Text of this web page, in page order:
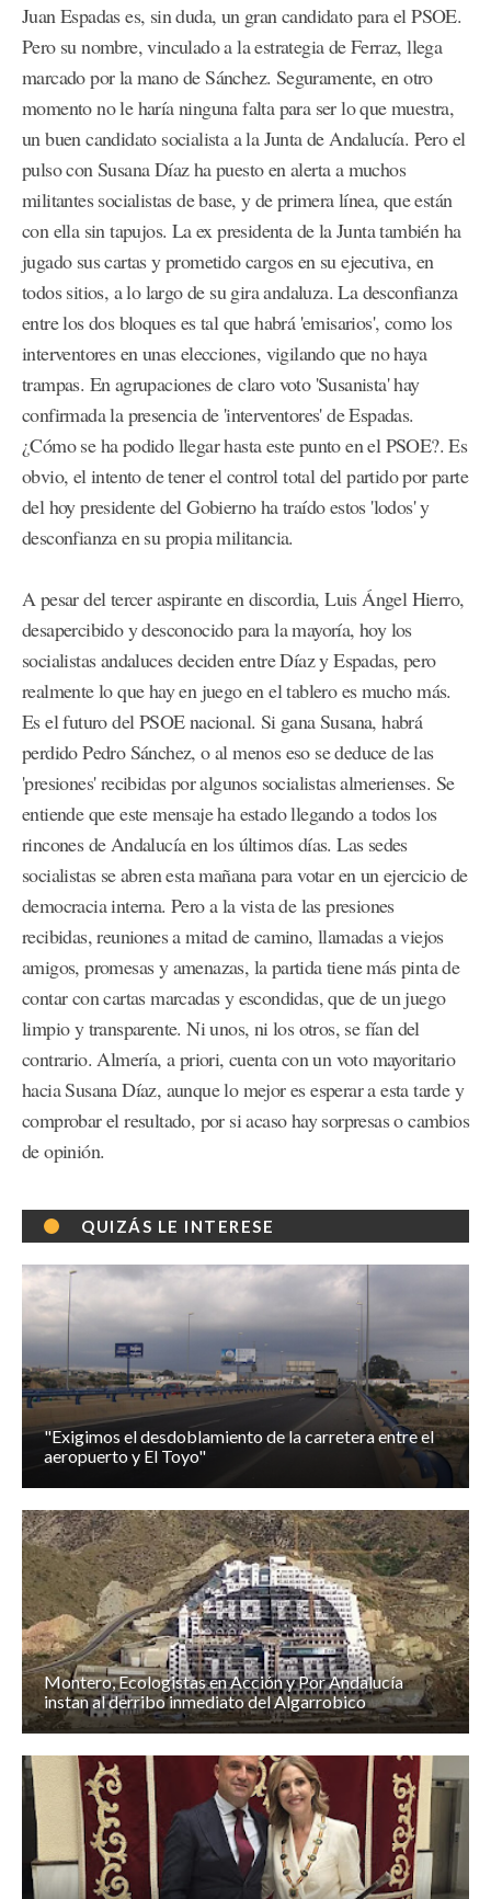
Juan Espadas es, sin duda, un gran candidato para el PSOE.
Pero su nombre, vinculado a la estrategia de Ferraz, llega
marcado por la mano de Sánchez. Seguramente, en otro
momento no le haría ninguna falta para ser lo que muestra,
un buen candidato socialista a la Junta de Andalucía. Pero el
pulso con Susana Díaz ha puesto en alerta a muchos
militantes socialistas de base, y de primera línea, que están
con ella sin tapujos. La ex presidenta de la Junta también ha
jugado sus cartas y prometido cargos en su ejecutiva, en
todos sitios, a lo largo de su gira andaluza. La desconfianza
entre los dos bloques es tal que habrá 'emisarios', como los
interventores en unas elecciones, vigilando que no haya
trampas. En agrupaciones de claro voto 'Susanista' hay
confirmada la presencia de 'interventores' de Espadas.
¿Cómo se ha podido llegar hasta este punto en el PSOE?. Es
obvio, el intento de tener el control total del partido por parte
del hoy presidente del Gobierno ha traído estos 'lodos' y
desconfianza en su propia militancia.
A pesar del tercer aspirante en discordia, Luis Ángel Hierro,
desapercibido y desconocido para la mayoría, hoy los
socialistas andaluces deciden entre Díaz y Espadas, pero
realmente lo que hay en juego en el tablero es mucho más.
Es el futuro del PSOE nacional. Si gana Susana, habrá
perdido Pedro Sánchez, o al menos eso se deduce de las
'presiones' recibidas por algunos socialistas almerienses. Se
entiende que este mensaje ha estado llegando a todos los
rincones de Andalucía en los últimos días. Las sedes
socialistas se abren esta mañana para votar en un ejercicio de
democracia interna. Pero a la vista de las presiones
recibidas, reuniones a mitad de camino, llamadas a viejos
amigos, promesas y amenazas, la partida tiene más pinta de
contar con cartas marcadas y escondidas, que de un juego
limpio y transparente. Ni unos, ni los otros, se fían del
contrario. Almería, a priori, cuenta con un voto mayoritario
hacia Susana Díaz, aunque lo mejor es esperar a esta tarde y
comprobar el resultado, por si acaso hay sorpresas o cambios
de opinión.
QUIZÁS LE INTERESE
"Exigimos el desdoblamiento de la carretera entre el
aeropuerto y El Toyo"
Montero, Ecologistas en Acción y Por Andalucía
instan al derribo inmediato del Algarrobico